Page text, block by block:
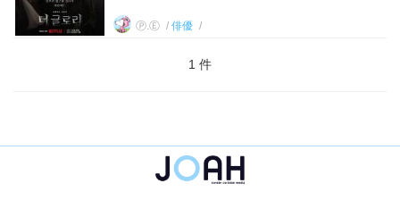
Ⓟ.Ⓔ 俳優
1 件